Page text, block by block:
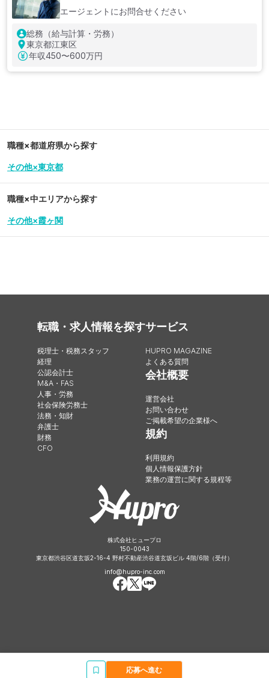
応募へ進む
エージェントにお問合せください
総務（給与計算・労務）
東京都江東区
年収450〜600万円
職種×都道府県から探す
その他×東京都
職種×中エリアから探す
その他×霞ヶ関
転職・求人情報を探す
税理士・税務スタッフ
経理
公認会計士
M&A・FAS
人事・労務
社会保険労務士
法務・知財
弁護士
財務
CFO
サービス
HUPRO MAGAZINE
よくある質問
会社概要
運営会社
お問い合わせ
ご掲載希望の企業様へ
規約
利用規約
個人情報保護方針
業務の運営に関する規程等
株式会社ヒュープロ
150-0043
東京都渋谷区道玄坂2-16-4 野村不動産渋谷道玄坂ビル 4階/6階（受付）
info@hupro-inc.com